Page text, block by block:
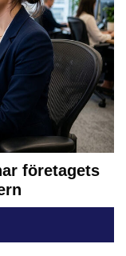
företagets